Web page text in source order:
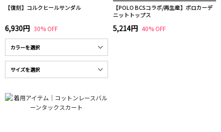
【復刻】コルクヒールサンダル
6,930円 30% OFF
【POLO BCSコラボ/再生産】ポロカーデ
ニットトップス
5,214円 40% OFF